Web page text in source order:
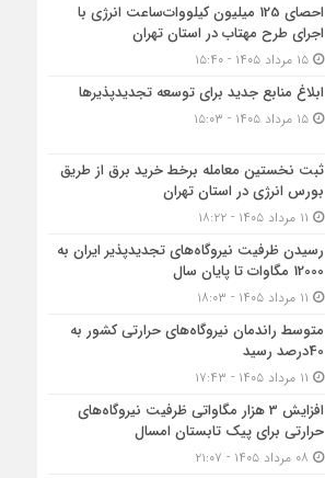
احصای 125 میلیون کیلووات‌ساعت انرژی با
اجرای طرح مهتاب در استان تهران
۱۵ مرداد ۱۴۰۵ - ۱۵:۴۰
ابلاغ منابع جدید برای توسعه تجدیدپذیرها
۱۵ مرداد ۱۴۰۵ - ۱۵:۰۳
ثبت نخستین معامله برخط خرید برق از طریق
بورس انرژی در استان تهران
رسیدن ظرفیت نیروگاه‌های تجدیدپذیر ایران به
12000 مگاوات تا پایان سال
متوسط راندمان نیروگاه‌های حرارتی کشور به
40درصد رسید
افزایش 3 هزار مگاواتی ظرفیت نیروگاه‌های
حرارتی برای پیک تابستان امسال